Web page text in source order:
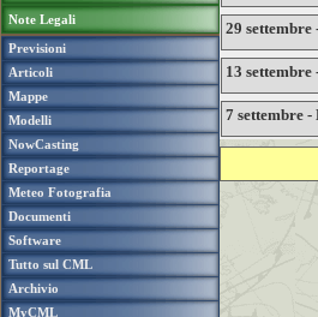
Note Legali
Previsioni
Articoli
Mappe
Modelli
NowCasting
Reportage
Meteo Fotografia
Documenti
Software
Tutto sul CML
Archivio
MyCML
29 settembre
13 settembre
7 settembre